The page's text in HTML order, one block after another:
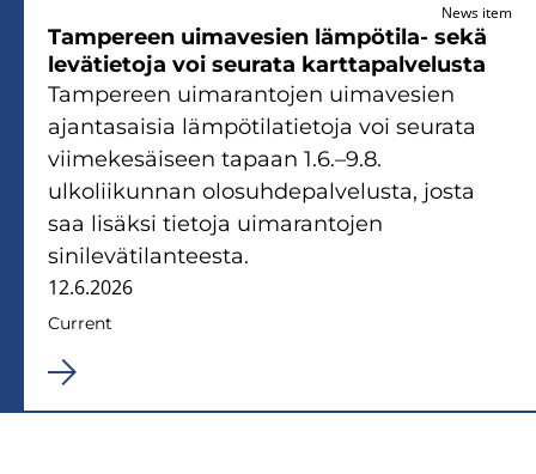
News item
Tampereen uimavesien lämpötila- sekä
levätietoja voi seurata karttapalvelusta
Tampereen uimarantojen uimavesien
ajantasaisia lämpötilatietoja voi seurata
viimekesäiseen tapaan 1.6.–9.8.
ulkoliikunnan olosuhdepalvelusta, josta
saa lisäksi tietoja uimarantojen
sinilevätilanteesta.
12.6.2026
Current